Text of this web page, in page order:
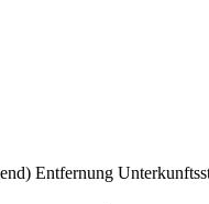
Entfernung